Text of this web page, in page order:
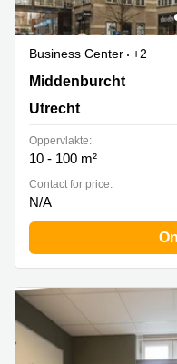
Business Center
+2
Middenburcht 136,
Middenburcht
Utrecht
Oppervlakte:
10 - 100 m²
Contact for price:
N/A